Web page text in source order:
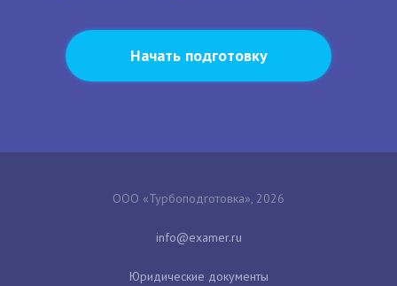
Начать подготовку
ООО «Турбоподготовка», 2026
Юридические документы